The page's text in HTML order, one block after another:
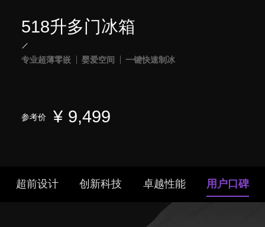
518升多门冰箱
专业超薄零嵌 婴爱空间 一键快速制冰
参考价 ¥ 9,499
超前设计 创新科技 卓越性能 用户口碑